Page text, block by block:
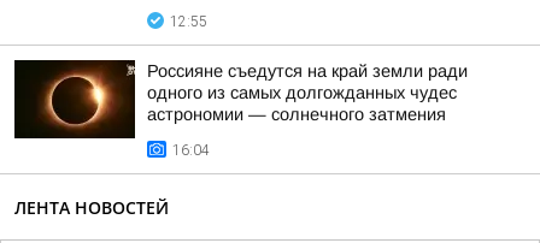
12:55
Россияне съедутся на край земли ради
одного из самых долгожданных чудес
астрономии — солнечного затмения
16:04
ЛЕНТА НОВОСТЕЙ